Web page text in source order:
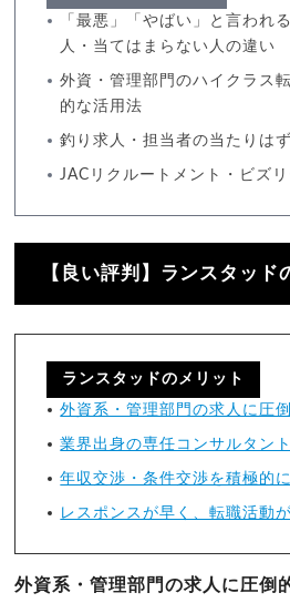
「最悪」「やばい」と言われ
人・当てはまらない人の違い
外資・管理部門のハイクラス
的な活用法
釣り求人・担当者の当たりは
JACリクルートメント・ビズ
【良い評判】ランスタッド
ランスタッドのメリット
外資系・管理部門の求人に圧
業界出身の専任コンサルタン
年収交渉・条件交渉を積極的
レスポンスが早く、転職活動
外資系・管理部門の求人に圧倒